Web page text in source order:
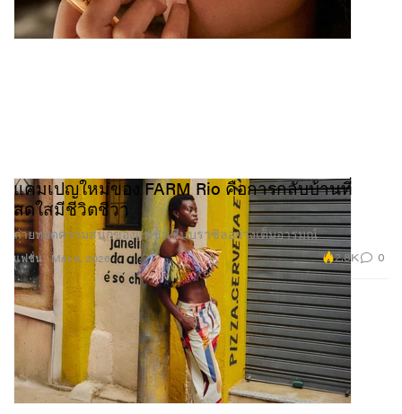
แฟชั่น
แคมเปญใหม่ของ FARM Rio คือการกลับบ้านที่
สดใสมีชีวิตชีวา
ถ่ายทอดความสนุกของแฟชั่นซีนบราซิลอย่างเต็มอารมณ์
Mar 9, 2026 2.8K 0